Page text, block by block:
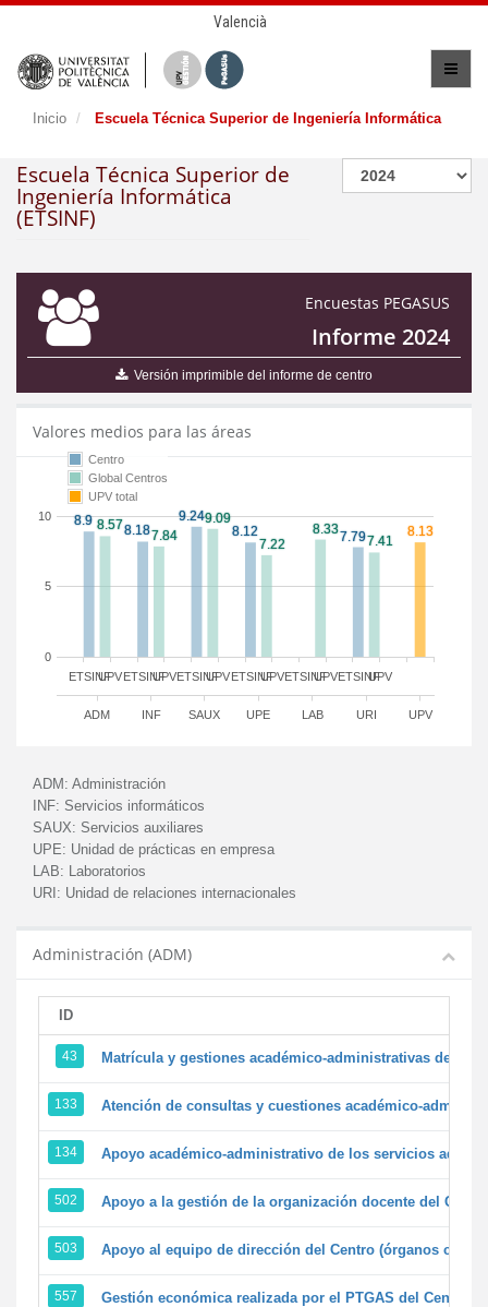
Valencià
Inicio Escuela Técnica Superior de Ingeniería Informática
Escuela Técnica Superior de
Ingeniería Informática
(ETSINF)
Encuestas PEGASUS
Informe 2024
Versión imprimible del informe de centro
Valores medios para las áreas
ETSINF ETSINF ETSINF ETSINF ETSINF ETSINF
UPV UPV UPV UPV UPV UPV
ADM INF SAUX UPE LAB URI UPV
0
5
10
Centro
Global Centros
UPV total
ADM: Administración
INF: Servicios informáticos
SAUX: Servicios auxiliares
UPE: Unidad de prácticas en empresa
LAB: Laboratorios
URI: Unidad de relaciones internacionales
Administración (ADM)
ID
43 Matrícula y gestiones académico-administrativas de la
133 Atención de consultas y cuestiones académico-
134 Apoyo académico-administrativo de los servicios
502 Apoyo a la gestión de la organización docente del
503 Apoyo al equipo de dirección del Centro (órganos
557 Gestión económica realizada por el PTGAS del Centro